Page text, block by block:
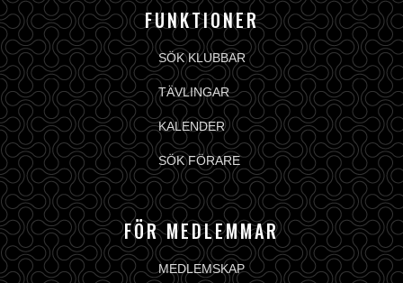
FUNKTIONER
SÖK KLUBBAR
TÄVLINGAR
KALENDER
SÖK FÖRARE
FÖR MEDLEMMAR
MEDLEMSKAP